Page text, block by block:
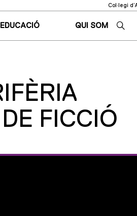
Col·legi
EDUCACIÓ QUI SOM
FICCIÓ